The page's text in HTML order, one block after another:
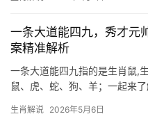
机遇的佼佼者，鼠年出生之人
一条大道能四九，秀才元
案精准解析
一条大道能四九指的是生肖鼠,
鼠、虎、蛇、狗、羊；一起来
肖鼠，鼠为十二生肖之首，象
生肖解说 2026年5月6日